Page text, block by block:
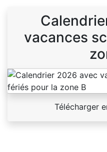
vacances
Télécharger